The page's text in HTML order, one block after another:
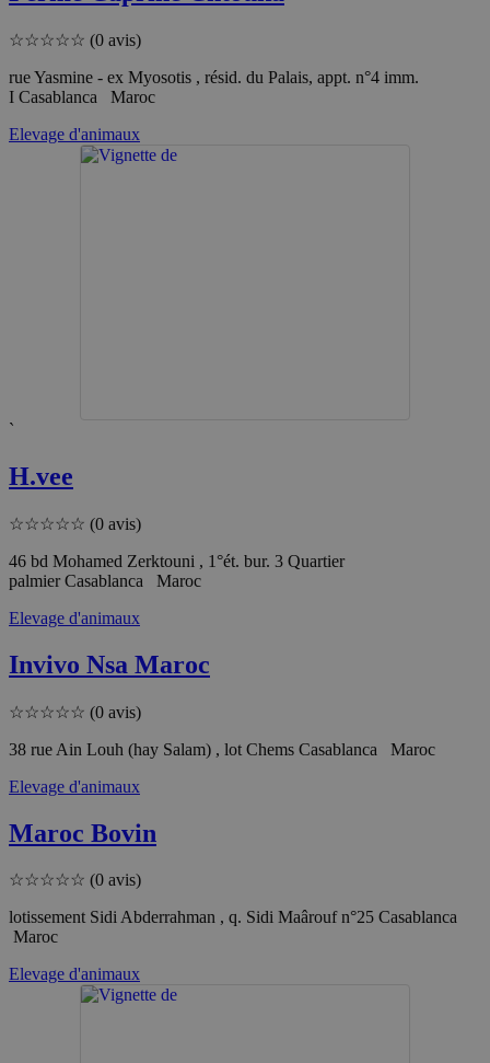
☆☆☆☆☆ (0 avis)
rue Yasmine - ex Myosotis , résid. du Palais, appt. n°4 imm.
I Casablanca Maroc
Elevage d'animaux
`
H.vee
☆☆☆☆☆ (0 avis)
46 bd Mohamed Zerktouni , 1°ét. bur. 3 Quartier
palmier Casablanca Maroc
Elevage d'animaux
Invivo Nsa Maroc
☆☆☆☆☆ (0 avis)
38 rue Ain Louh (hay Salam) , lot Chems Casablanca Maroc
Elevage d'animaux
Maroc Bovin
☆☆☆☆☆ (0 avis)
lotissement Sidi Abderrahman , q. Sidi Maârouf n°25 Casablanca
Maroc
Elevage d'animaux